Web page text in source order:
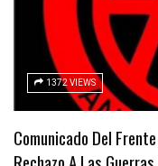
1372 VIEWS
Comunicado Del